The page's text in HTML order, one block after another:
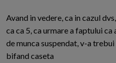
Avand in vedere, ca in cazul
ca ca 5, ca urmare a faptului
de munca suspendat, v-a
bifand caseta